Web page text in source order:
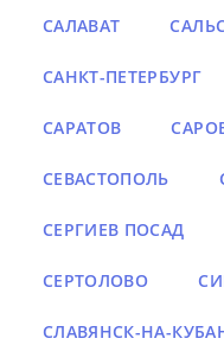
САЛАВАТ
САНКТ-ПЕТЕРБУРГ
САРАТОВ
СЕВАСТОПОЛЬ
СЕРГИЕВ ПОСАД
СЕРТОЛОВО
СЛАВЯНСК-НА-